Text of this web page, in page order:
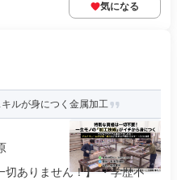
気になる
ルが身につく金属加工
切ありません！】 ・学歴不